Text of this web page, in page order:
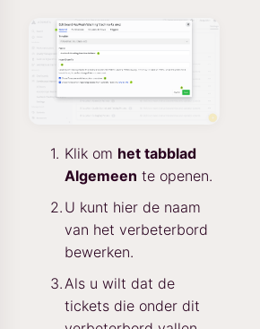
Klik om het tabblad
Algemeen te openen.
U kunt hier de naam
van het verbeterbord
bewerken.
Als u wilt dat de
tickets die onder dit